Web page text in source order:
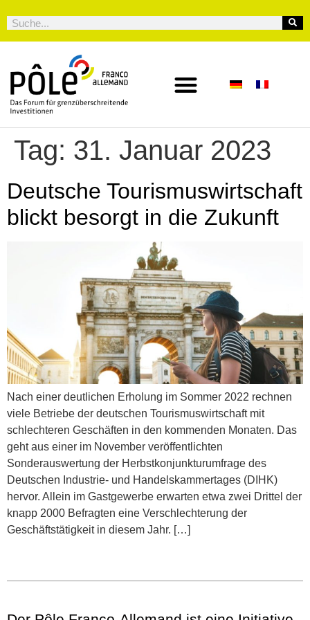
Tag: 31. Januar 2023
Deutsche Tourismuswirtschaft
blickt besorgt in die Zukunft
Nach einer deutlichen Erholung im Sommer 2022 rechnen
viele Betriebe der deutschen Tourismuswirtschaft mit
schlechteren Geschäften in den kommenden Monaten. Das
geht aus einer im November veröffentlichten
Sonderauswertung der Herbstkonjunkturumfrage des
Deutschen Industrie- und Handelskammertages (DIHK)
hervor. Allein im Gastgewerbe erwarten etwa zwei Drittel der
knapp 2000 Befragten eine Verschlechterung der
Geschäftstätigkeit in diesem Jahr. […]